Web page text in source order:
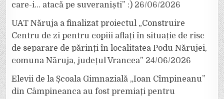
care-i… atacă pe suveraniști” :) 26/06/2026
UAT Năruja a finalizat proiectul „Construire
Centru de zi pentru copiii aflați în situație de risc
de separare de părinți în localitatea Podu Nărujei,
comuna Năruja, județul Vrancea” 24/06/2026
Elevii de la Școala Gimnazială „Ioan Cîmpineanu”
din Câmpineanca au fost premiați pentru